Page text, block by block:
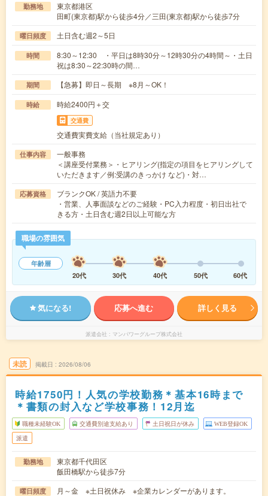
勤務地
東京都港区
田町(東京都)駅から徒歩4分／三田(東京都)駅から徒歩7分
曜日頻度 土日含む週2～5日
時間
8:30～12:30 ・平日は8時30分～12時30分の4時間～・土日
祝は8:30～22:30時の間…
期間 【急募】即日～長期 ※8月～OK！
時給 時給2400円＋交
交通費
交通費実費支給（当社規定あり）
仕事内容
一般事務
＜講座受付業務＞・ヒアリング(指定の項目をヒアリングして
いただきます／例:受講のきっかけ など)・対…
応募資格
ブランクOK / 英語力不要
・営業、人事面談などのご経験・PC入力程度・初日出社で
きる方・土日含む週2日以上可能な方
職場の雰囲気
年齢層
20代
30代 40代 50代 60代
気になる! 応募へ進む 詳しく見る
派遣会社 マンパワーグループ株式会社
未読 掲載日 2026/08/06
時給1750円！人気の学校勤務＊基本16時まで
＊書類の封入など学校事務！12月迄
職種未経験OK 交通費別途支給あり 土日祝日が休み WEB登録OK
派遣
勤務地
東京都千代田区
飯田橋駅から徒歩7分
曜日頻度 月～金 ※土日祝休み ※企業カレンダーがあります。